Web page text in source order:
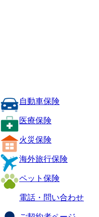
自動車保険
医療保険
火災保険
海外旅行保険
ペット保険
電話・問い合わせ